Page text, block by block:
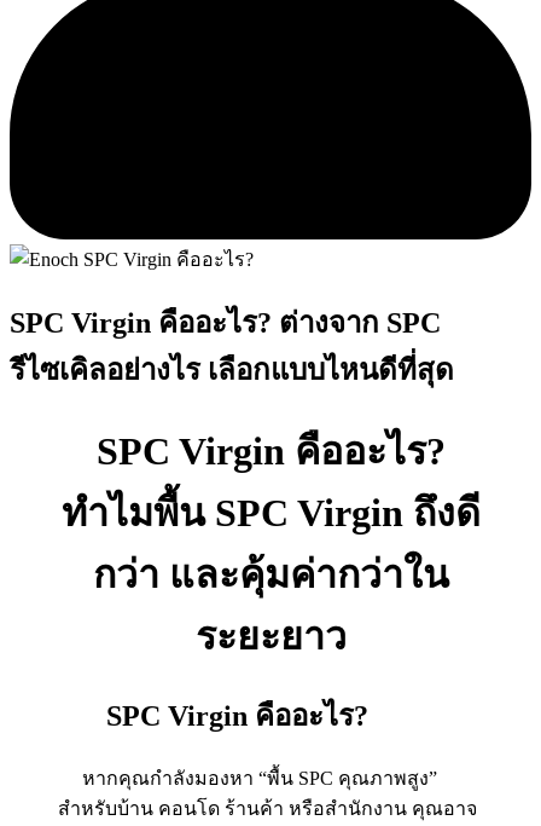
SPC Virgin คืออะไร? ต่างจาก SPC
รีไซเคิลอย่างไร เลือกแบบไหนดีที่สุด
SPC Virgin คืออะไร?
ทำไมพื้น SPC Virgin ถึงดี
กว่า และคุ้มค่ากว่าใน
ระยะยาว
SPC Virgin คืออะไร?
หากคุณกำลังมองหา “พื้น SPC คุณภาพสูง”
สำหรับบ้าน คอนโด ร้านค้า หรือสำนักงาน คุณอาจ